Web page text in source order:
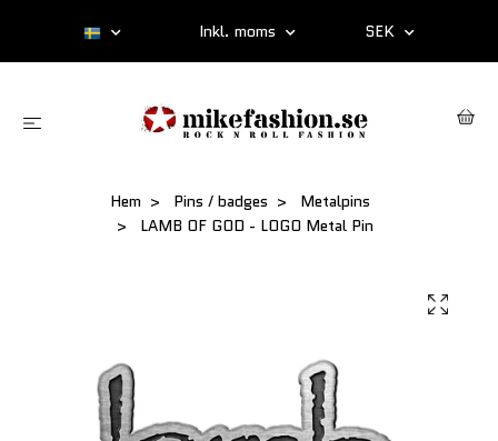
Inkl. moms SEK
Hem Pins / badges
Metalpins
LAMB OF GOD - LOGO Metal Pin